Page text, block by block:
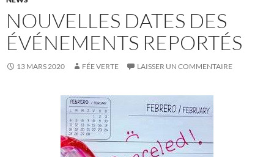
NOUVELLES DATES DES
ÉVÉNEMENTS REPORTÉS
13 MARS 2020 FÉE VERTE LAISSER UN COMMENTAIRE